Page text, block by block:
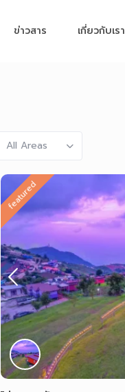
ข่าวสาร เกี่ยวกับเรา
All Areas
featured